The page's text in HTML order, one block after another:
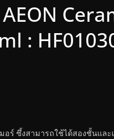
:
ร์ ซึ้งสามารถใช้ได้สองชั้นและ